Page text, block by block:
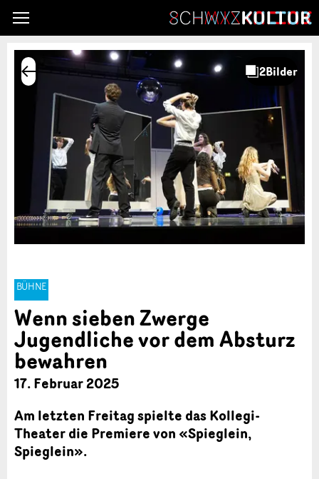
BÜHNE
Wenn sieben Zwerge
Jugendliche vor dem Absturz
bewahren
17. Februar 2025
Am letzten Freitag spielte das Kollegi-
Theater die Premiere von «Spieglein,
Spieglein».